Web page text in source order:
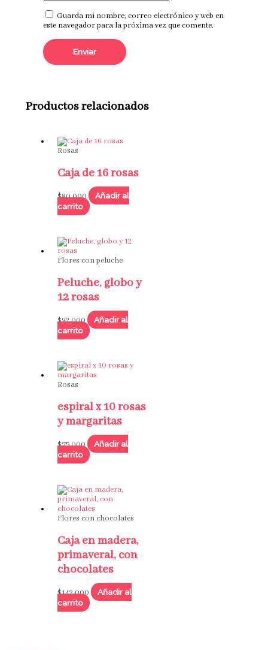
Guarda mi nombre, correo electrónico y web en
este navegador para la próxima vez que comente.
Productos relacionados
Rosas
Caja de 16 rosas
$80,000
Añadir al
carrito
Flores con peluche
Peluche, globo y
12 rosas
$92,000
Añadir al
carrito
Rosas
espiral x 10 rosas
y margaritas
$75,000
Añadir al
carrito
Flores con chocolates
Caja en madera,
primaveral, con
chocolates
$142,000
Añadir al
carrito